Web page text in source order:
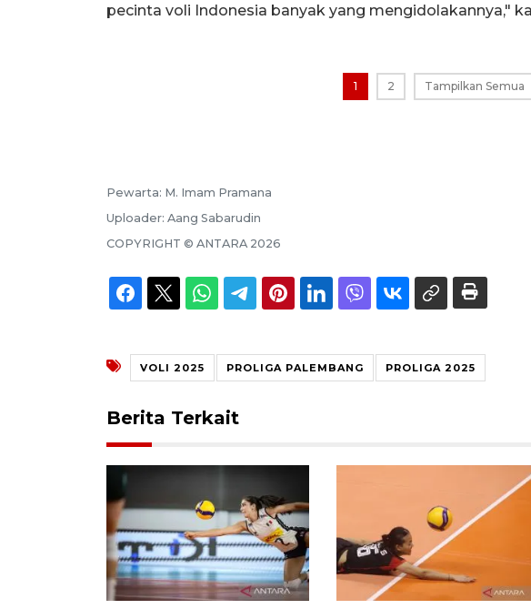
pecinta voli Indonesia banyak yang mengidolakannya,"
1 2 Tampilkan Semua
Pewarta: M. Imam Pramana
Uploader: Aang Sabarudin
COPYRIGHT © ANTARA 2026
VOLI 2025 PROLIGA PALEMBANG PROLIGA 2025
Berita Terkait